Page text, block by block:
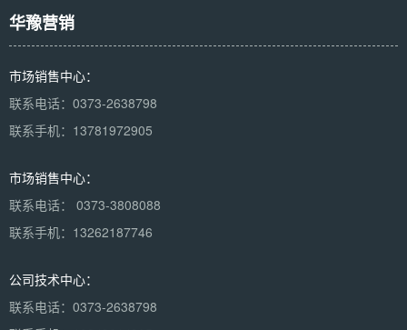
华豫营销
市场销售中心：
联系电话：0373-2638798
联系手机：13781972905
市场销售中心：
联系电话： 0373-3808088
联系手机：13262187746
公司技术中心：
联系电话：0373-2638798